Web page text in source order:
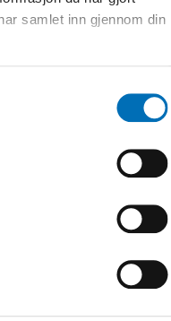
samlet inn gjennom din
industry benefit